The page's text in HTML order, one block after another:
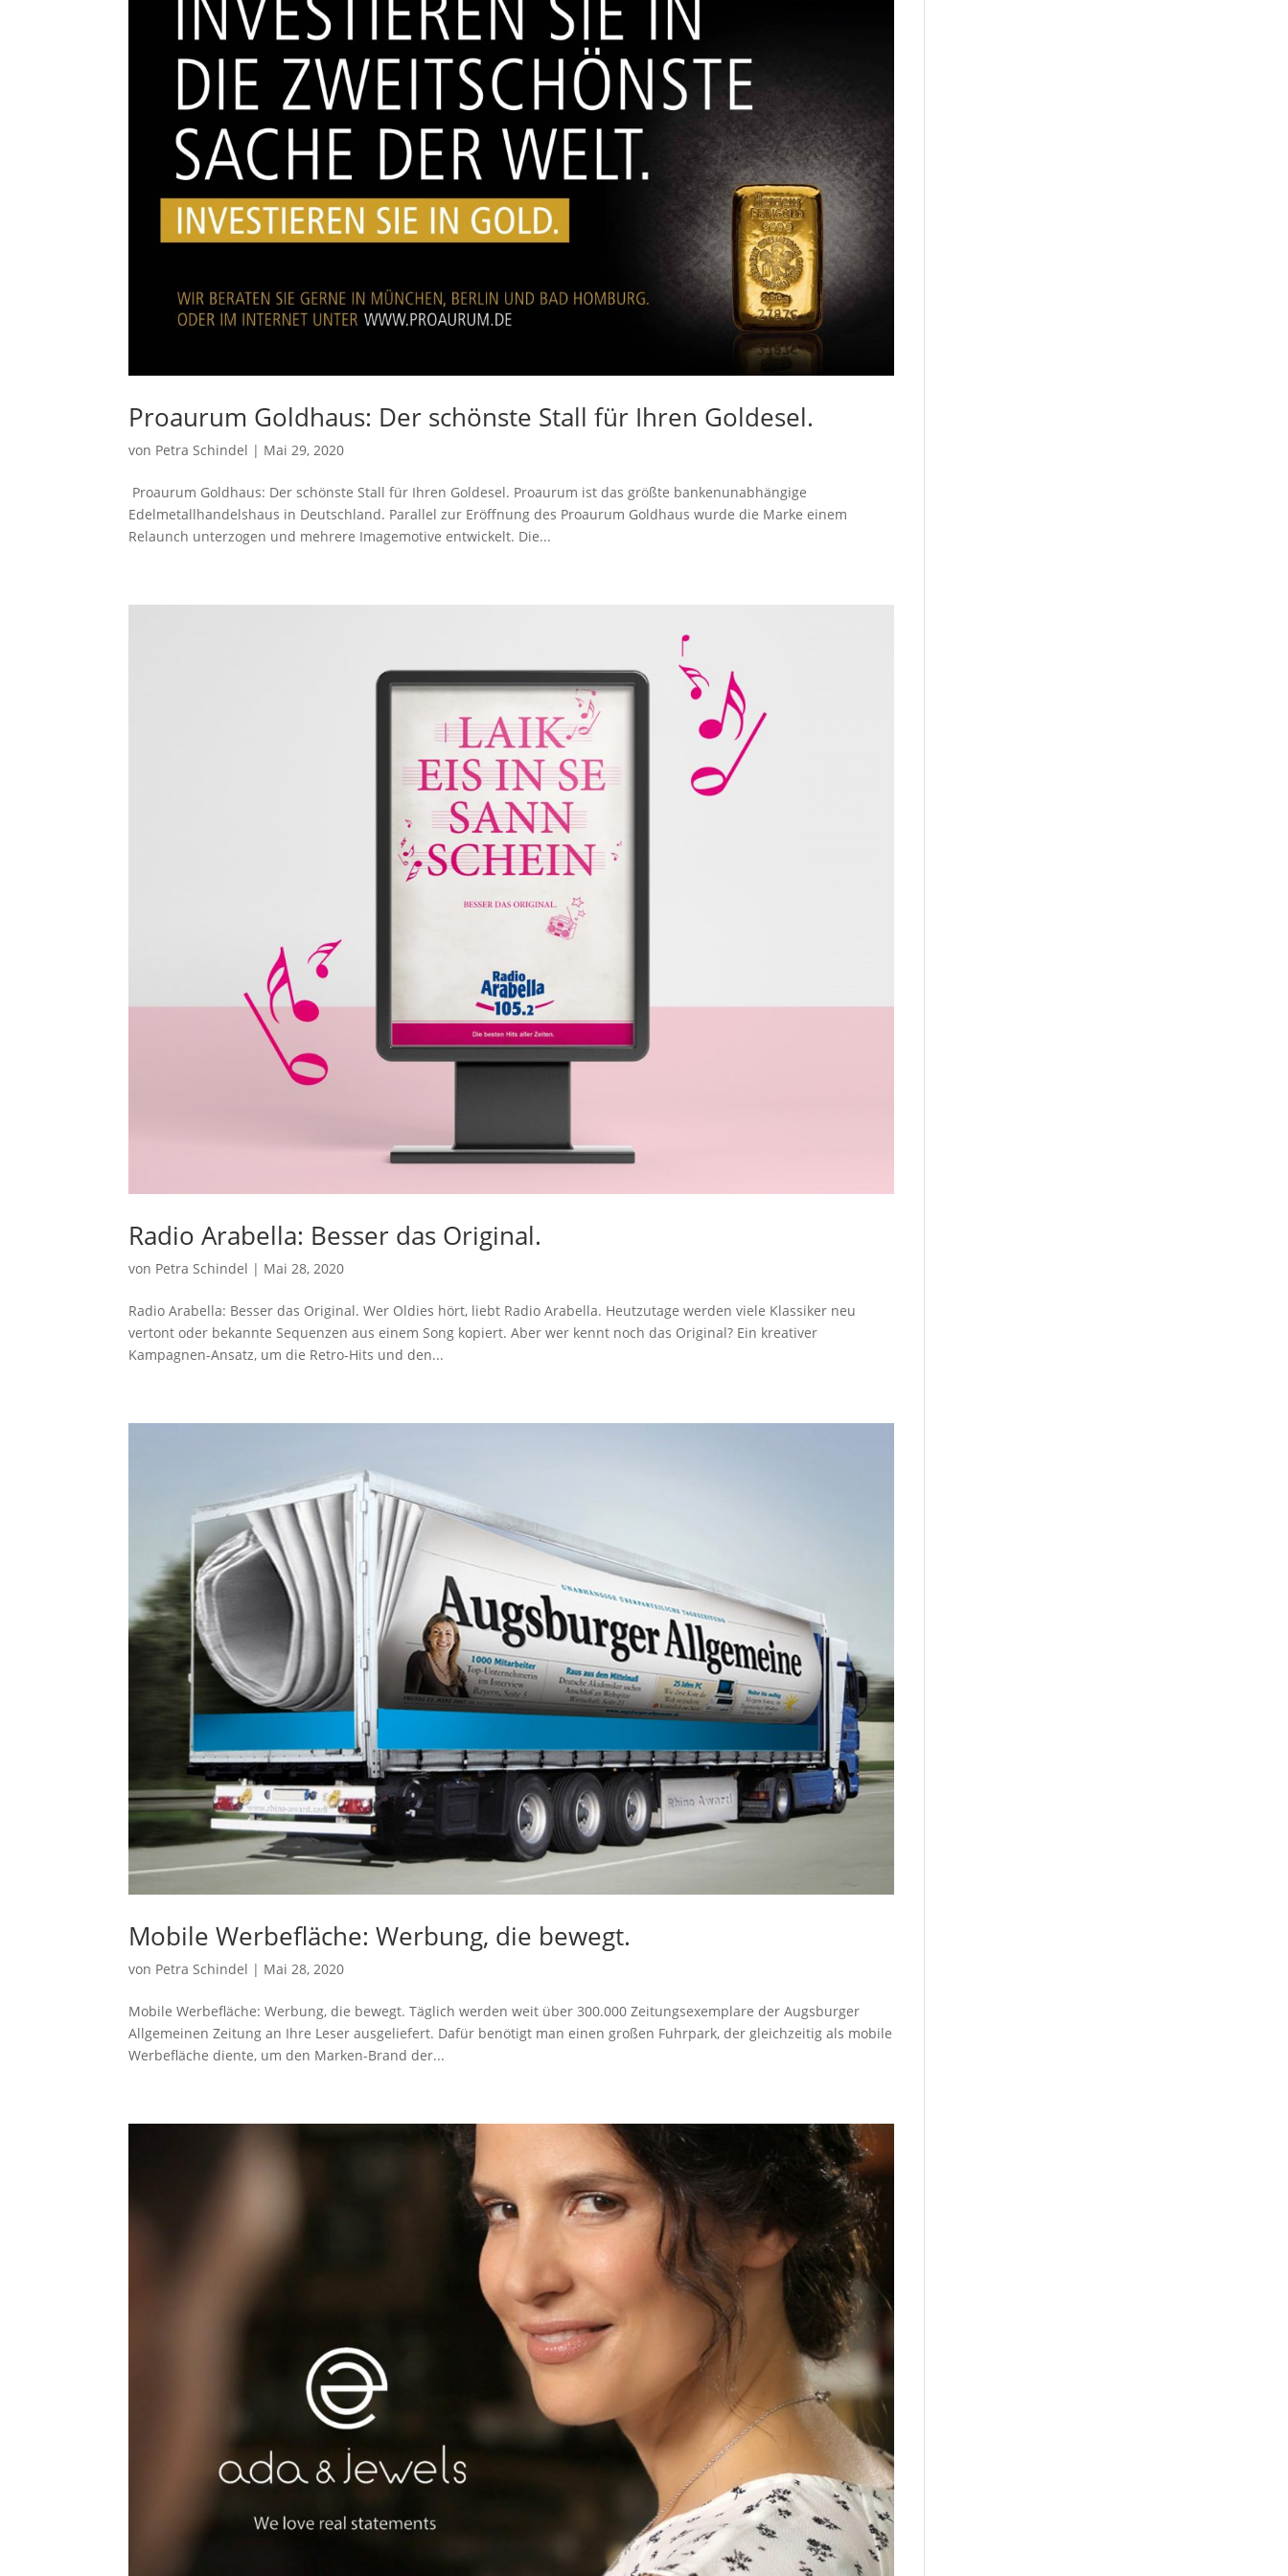
Proaurum Goldhaus: Der schönste Stall für Ihren Goldesel.
von Petra Schindel | Mai 29, 2020
Proaurum Goldhaus: Der schönste Stall für Ihren Goldesel. Proaurum ist das größte bankenunabhängige
Edelmetallhandelshaus in Deutschland. Parallel zur Eröffnung des Proaurum Goldhaus wurde die Marke einem
Relaunch unterzogen und mehrere Imagemotive entwickelt. Die...
Radio Arabella: Besser das Original.
von Petra Schindel | Mai 28, 2020
Radio Arabella: Besser das Original. Wer Oldies hört, liebt Radio Arabella. Heutzutage werden viele Klassiker neu
vertont oder bekannte Sequenzen aus einem Song kopiert. Aber wer kennt noch das Original? Ein kreativer
Kampagnen-Ansatz, um die Retro-Hits und den...
Mobile Werbefläche: Werbung, die bewegt.
von Petra Schindel | Mai 28, 2020
Mobile Werbefläche: Werbung, die bewegt. Täglich werden weit über 300.000 Zeitungsexemplare der Augsburger
Allgemeinen Zeitung an Ihre Leser ausgeliefert. Dafür benötigt man einen großen Fuhrpark, der gleichzeitig als mobile
Werbefläche diente, um den Marken-Brand der...